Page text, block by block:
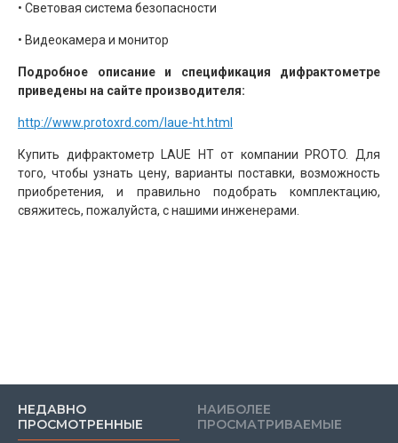
• Световая система безопасности
• Видеокамера и монитор
Подробное описание и спецификация дифрактометре
приведены на сайте производителя:
http://www.protoxrd.com/laue-ht.html
Купить дифрактометр LAUE HT от компании PROTO. Для
того, чтобы узнать цену, варианты поставки, возможность
приобретения, и правильно подобрать комплектацию,
свяжитесь, пожалуйста, с нашими инженерами.
НЕДАВНО
ПРОСМОТРЕННЫЕ
НАИБОЛЕЕ
ПРОСМАТРИВАЕМЫЕ